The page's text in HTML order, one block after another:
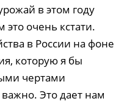
в этом году
очень кстати.
в России на фоне
которую я бы
чертами
Это дает нам